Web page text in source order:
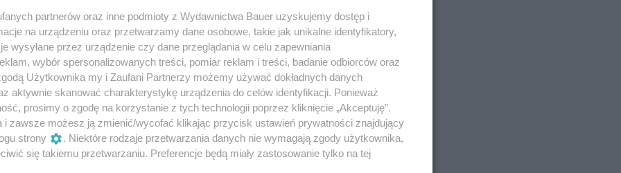
tego swojego cudownego, wspaniałego
wybrałam się do niej, bo chciałam pożyczyć
zadzwoniłam, nie otwierała, więc dzwoniłam
zapuchniętą od płaczu twarz, czuć było
bo nigdy nie widziałam jej w takim stanie.Moja
elegancko ubrana siostra, wzór
oczy i nieświeże włosy.Ubrana była
na moje pytanie, odwróciła się, machnęła ręką
partnerów oraz inne podmioty z Wydawnictwa Bauer uzyskujemy dostęp i
na urządzeniu oraz przetwarzamy dane osobowe, takie jak unikalne identyfikatory,
wysyłane przez urządzenie czy dane przeglądania w celu zapewniania
wybór spersonalizowanych treści, pomiar reklam i treści, badanie odbiorców oraz
Użytkownika my i Zaufani Partnerzy możemy używać dokładnych danych
aktywnie skanować charakterystykę urządzenia do celów identyfikacji. Ponieważ
prosimy o zgodę na korzystanie z tych technologii poprzez kliknięcie „Akceptuję”.
i zawsze możesz ją zmienić/wycofać klikając przycisk ustawień prywatności znajdujący
strony
. Niektóre rodzaje przetwarzania danych nie wymagają zgody użytkownika,
się takiemu przetwarzaniu. Preferencje będą miały zastosowanie tylko na tej